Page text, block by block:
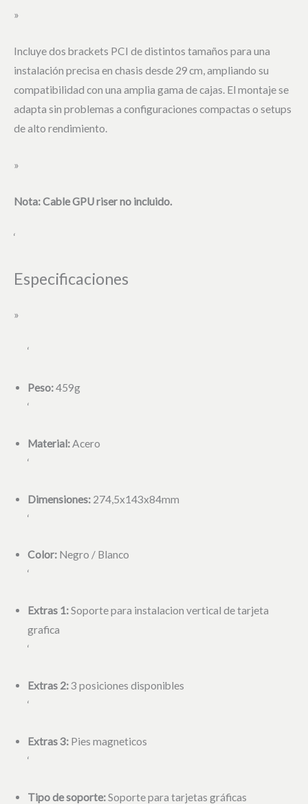
»
Incluye dos brackets PCI de distintos tamaños para una
instalación precisa en chasis desde 29 cm, ampliando su
compatibilidad con una amplia gama de cajas. El montaje se
adapta sin problemas a configuraciones compactas o setups
de alto rendimiento.
»
Nota: Cable GPU riser no incluido.
‘
Especificaciones
»
‘
Peso:459g
‘
Material:Acero
‘
Dimensiones: 274,5x143x84mm
‘
Color: Negro / Blanco
‘
Extras 1:Soporte para instalacion vertical de tarjeta
grafica
‘
Extras 2:3 posiciones disponibles
‘
Extras 3: Pies magneticos
‘
Tipo de soporte:Soporte para tarjetas gráficas